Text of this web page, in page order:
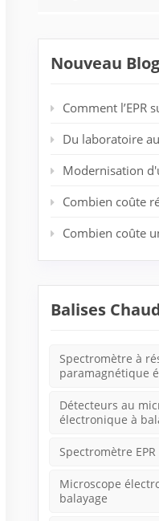
Nouveau Blog
Comment l’EPR sur paillasse améliore la
Du laboratoire au résultat : EPR de
Modernisation d'un spectromètre RPE vieillissant :
Combien coûte réellement un
Combien coûte un spectromètre RPE ?
Balises
Spectromètre à
paramagnétique
Détecteurs au
électronique à
Spectromètre EPR
Microscope
balayage